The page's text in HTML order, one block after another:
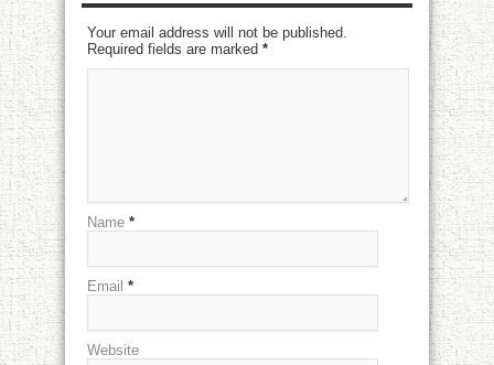
Your email address will not be published.
Required fields are marked *
Name *
Email *
Website